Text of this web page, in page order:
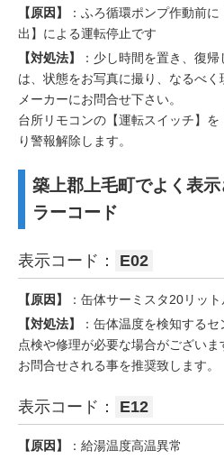
【原因】
：ふろ循環ポンプ作動前
出】による運転停止です
【対処法】
：少し時間を置き、復
は、状態をお写真に撮り、なるべ
メーカーにお問合せ下さい。
台所リモコンの【運転スイッチ】
り警報解除します。
築上郡上毛町でよく表
ラーコード
表示コード： E02
【原因】
：缶体サーミスタ20リット
【対処法】
：缶体温度を検知する
点検や修理が必要な場合がござい
お問合せされる事を推奨致します。
表示コード： E12
【原因】
：給湯温度高温異常